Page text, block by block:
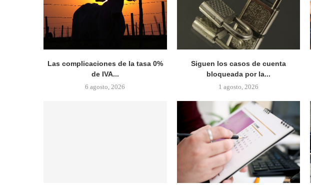
Las complicaciones de la tasa 0%
de IVA...
6 agosto, 2026
Siguen los casos de cuenta
bloqueada por la...
1 agosto, 2026